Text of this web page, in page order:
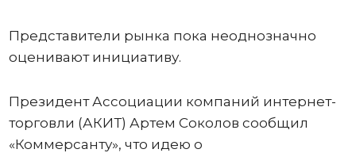
Представители рынка пока неоднозначно
оценивают инициативу.
Президент Ассоциации компаний интернет-
торговли (АКИТ) Артем Соколов сообщил
«Коммерсанту», что идею о